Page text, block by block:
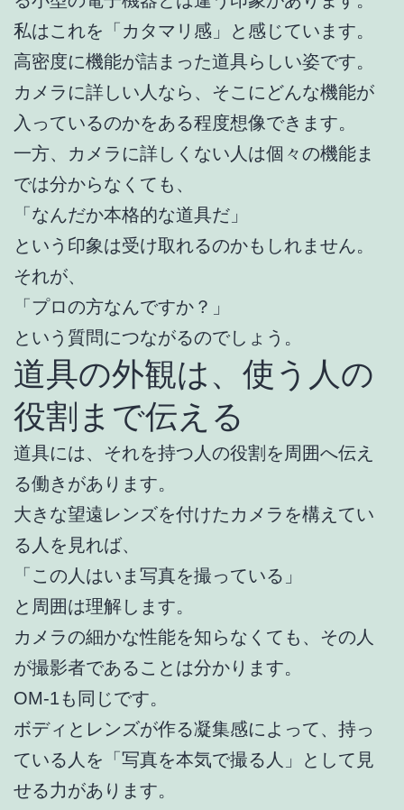
私はこれを「カタマリ感」と感じています。
高密度に機能が詰まった道具らしい姿です。
カメラに詳しい人なら、そこにどんな機能が
入っているのかをある程度想像できます。
一方、カメラに詳しくない人は個々の機能ま
では分からなくても、
「なんだか本格的な道具だ」
という印象は受け取れるのかもしれません。
それが、
「プロの方なんですか？」
という質問につながるのでしょう。
道具の外観は、使う人の
役割まで伝える
道具には、それを持つ人の役割を周囲へ伝え
る働きがあります。
大きな望遠レンズを付けたカメラを構えてい
る人を見れば、
「この人はいま写真を撮っている」
と周囲は理解します。
カメラの細かな性能を知らなくても、その人
が撮影者であることは分かります。
OM-1も同じです。
ボディとレンズが作る凝集感によって、持っ
ている人を「写真を本気で撮る人」として見
せる力があります。